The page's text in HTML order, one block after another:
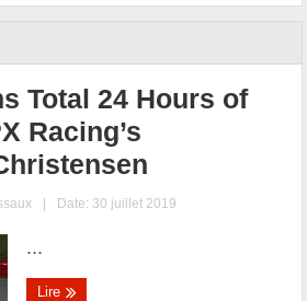
Total 24 Hours of
Racing’s
| Date: 30 juillet 2019
...
Lire